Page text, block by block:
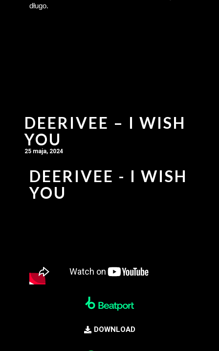
długo.
DEERIVEE – I WISH
YOU
25 maja, 2024
DEERIVEE - I WISH
YOU
DOWNLOAD